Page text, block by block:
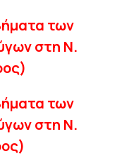
των
στη Ν.
των
στη Ν.